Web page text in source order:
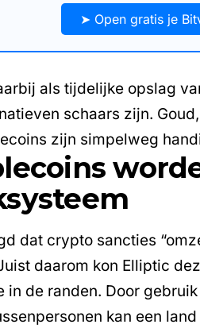
➤ Open gratis je
als tijdelijke opslag
schaars zijn.
zijn simpelweg
dat crypto sancties
daarom kon Elliptic
in de randen. Door
kan een